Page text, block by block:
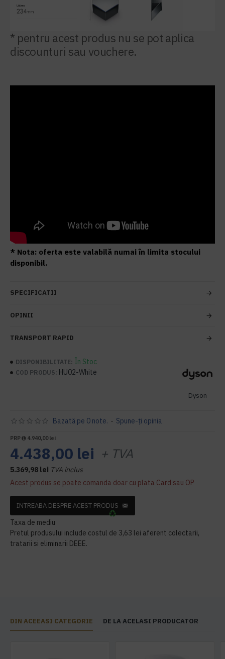
* pentru acest produs nu se pot aplica
discounturi sau vouchere.
* Nota: oferta este valabilă numai în limita stocului
disponibil.
SPECIFICATII
OPINII
TRANSPORT RAPID
DISPONIBILITATE: În Stoc
COD PRODUS: HU02-White
Dyson
Bazată pe 0 note. - Spune-ţi opinia
PRP 4.940,00 lei
4.438,00 lei + TVA
5.369,98 lei TVA inclus
Acest produs se poate comanda doar cu plata Card sau OP
INTREABA DESPRE ACEST PRODUS
Taxa de mediu
Pretul produsului include costul de 3,63 lei aferent colectarii,
tratarii si eliminarii DEEE.
DIN ACEEASI CATEGORIE DE LA ACELASI PRODUCATOR